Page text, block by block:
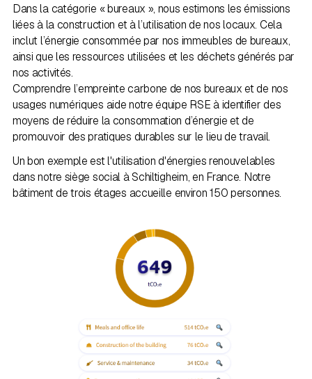
Dans la catégorie « bureaux », nous estimons les émissions
liées à la construction et à l’utilisation de nos locaux. Cela
inclut l’énergie consommée par nos immeubles de bureaux,
ainsi que les ressources utilisées et les déchets générés par
nos activités.
Comprendre l’empreinte carbone de nos bureaux et de nos
usages numériques aide notre équipe RSE à identifier des
moyens de réduire la consommation d’énergie et de
promouvoir des pratiques durables sur le lieu de travail.
Un bon exemple est l'utilisation d'énergies renouvelables
dans notre siège social à Schiltigheim, en France. Notre
bâtiment de trois étages accueille environ 150 personnes.